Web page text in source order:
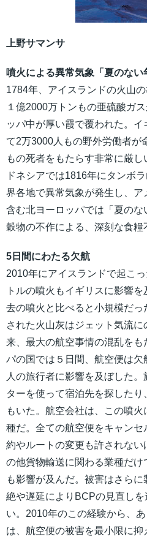
上野サマンサ
噴火による異常気象「夏のな
1784年、アイスランドの火山
１億2000万トンもの亜硫酸ガ
ッパ中が厚い霞で覆われた。
て2万3000人もの野外労働者が
もの死者をもたらす非常に厳
ドネシアでは1816年にタンボ
界各地で異常気象が発生し、
含む北ヨーロッパでは「夏の
穀物の不作による、深刻な食糧
5日間にわたる欠航
2010年にアイスランドで起こ
トルの噴火もイギリスに影響
去の噴火と比べると小規模だ
された火山灰はジェット気流
来、最大の航空事情の混乱を
パの国では５日間、航空便は
人の旅行者に影響を及ぼした
ターを使って宿泊先を探した
もいた。航空会社は、この噴
種だ。全ての航空便をキャン
約やルートの変更も許されな
の他貨物輸送に関わる業種だ
も影響が及んだ。被害はさら
絶や遅延によりBCPの見直し
い。2010年のこの経験から、
は、航空便の被害を最小限に